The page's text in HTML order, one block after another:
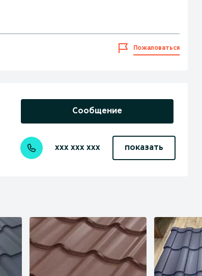
Пожаловаться
Сообщение
xxx xxx xxx показать